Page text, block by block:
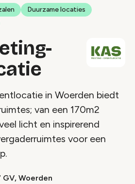
Duurzame locaties
in Woerden biedt
van een 170m2
licht en inspirerend
voor een
GV, Woerden